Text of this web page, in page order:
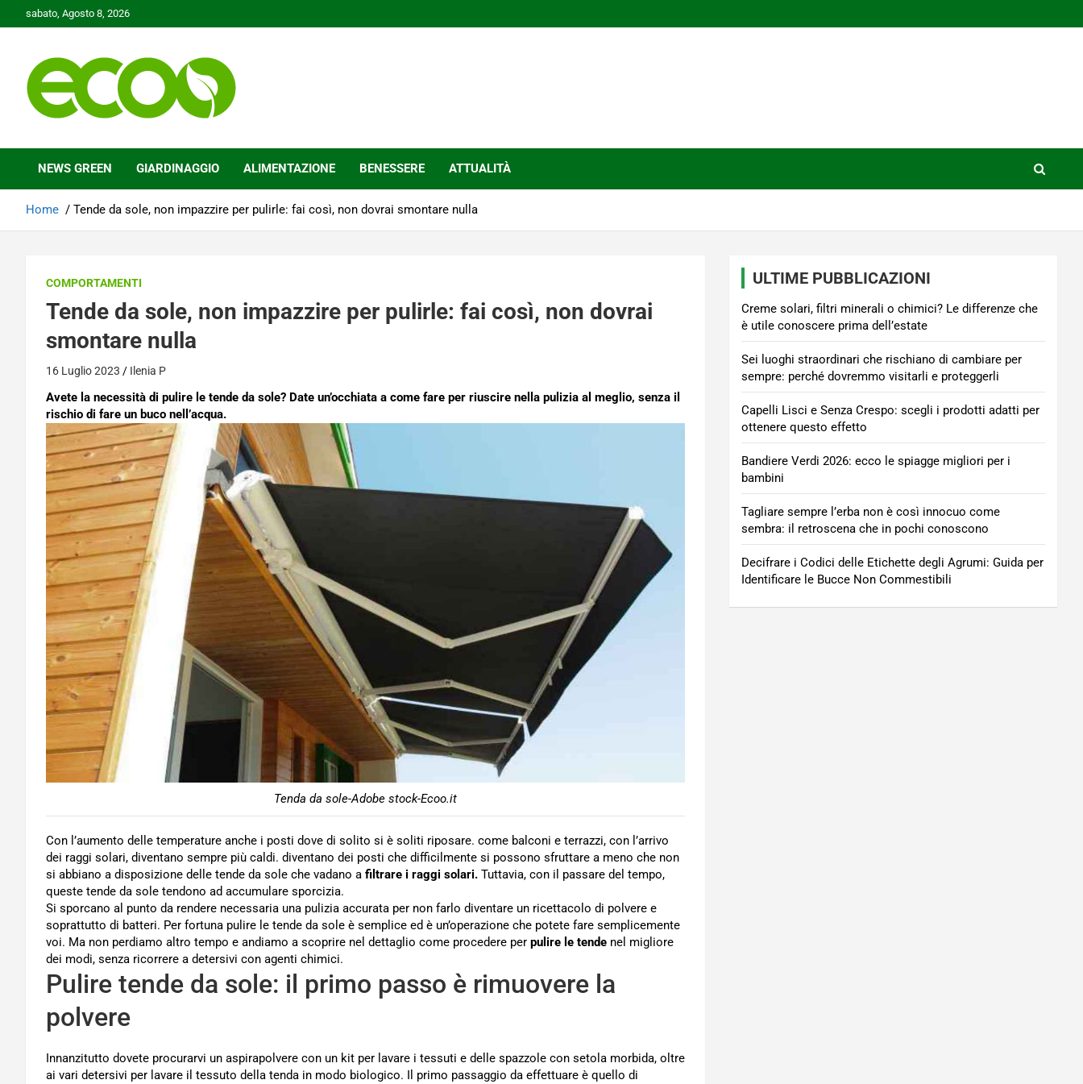
to
sabato, Agosto 8, 2026
Ecoo.it
NEWS GREEN GIARDINAGGIO ALIMENTAZIONE BENESSERE ATTUALITÀ
Home Tende da sole, non impazzire per pulirle: fai così, non dovrai smontare nulla
COMPORTAMENTI
Tende da sole, non impazzire per pulirle: fai così, non dovrai
smontare nulla
16 Luglio 2023 Ilenia P
Avete la necessità di pulire le tende da sole? Date un’occhiata a come fare per riuscire nella pulizia al meglio, senza il
rischio di fare un buco nell’acqua.
Tenda da sole-Adobe stock-Ecoo.it
Con l’aumento delle temperature anche i posti dove di solito si è soliti riposare. come balconi e terrazzi, con l’arrivo
dei raggi solari, diventano sempre più caldi. diventano dei posti che difficilmente si possono sfruttare a meno che non
si abbiano a disposizione delle tende da sole che vadano a filtrare i raggi solari. Tuttavia, con il passare del tempo,
queste tende da sole tendono ad accumulare sporcizia.
Si sporcano al punto da rendere necessaria una pulizia accurata per non farlo diventare un ricettacolo di polvere e
soprattutto di batteri. Per fortuna pulire le tende da sole è semplice ed è un’operazione che potete fare semplicemente
voi. Ma non perdiamo altro tempo e andiamo a scoprire nel dettaglio come procedere per pulire le tende nel migliore
dei modi, senza ricorrere a detersivi con agenti chimici.
Pulire tende da sole: il primo passo è rimuovere la
polvere
Innanzitutto dovete procurarvi un aspirapolvere con un kit per lavare i tessuti e delle spazzole con setola morbida, oltre
ai vari detersivi per lavare il tessuto della tenda in modo biologico. Il primo passaggio da effettuare è quello di
ULTIME PUBBLICAZIONI
Creme solari, filtri minerali o chimici? Le differenze che
è utile conoscere prima dell’estate
Sei luoghi straordinari che rischiano di cambiare per
sempre: perché dovremmo visitarli e proteggerli
Capelli Lisci e Senza Crespo: scegli i prodotti adatti per
ottenere questo effetto
Bandiere Verdi 2026: ecco le spiagge migliori per i
bambini
Tagliare sempre l’erba non è così innocuo come
sembra: il retroscena che in pochi conoscono
Decifrare i Codici delle Etichette degli Agrumi: Guida per
Identificare le Bucce Non Commestibili